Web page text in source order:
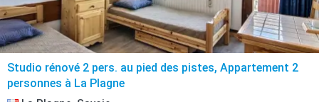
Studio rénové 2 pers. au pied des pistes, Appartement 2
personnes à La Plagne